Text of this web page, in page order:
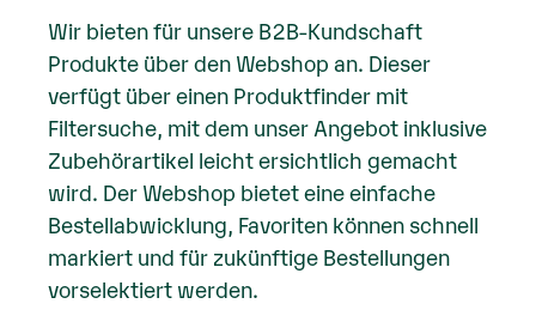
Wir bieten für unsere B2B-Kundschaft
Produkte über den Webshop an. Dieser
verfügt über einen Produktfinder mit
Filtersuche, mit dem unser Angebot inklusive
Zubehörartikel leicht ersichtlich gemacht
wird. Der Webshop bietet eine einfache
Bestellabwicklung, Favoriten können schnell
markiert und für zukünftige Bestellungen
vorselektiert werden.